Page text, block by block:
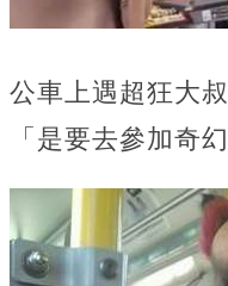
公車上遇超狂大
「是要去參加奇